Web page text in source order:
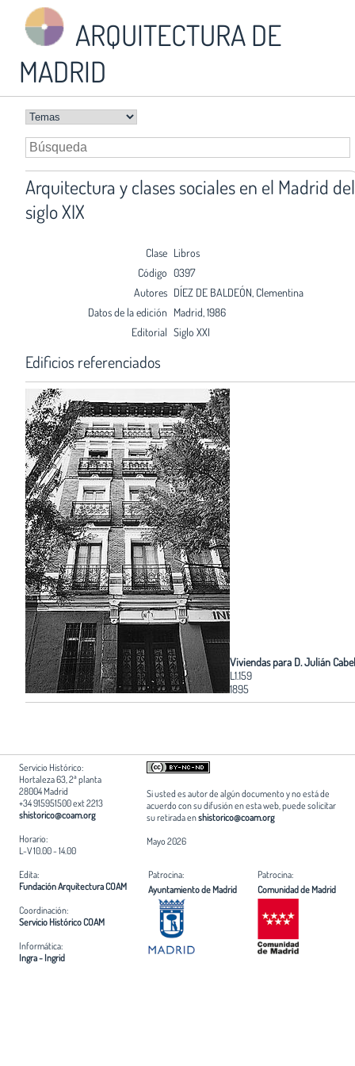
ARQUITECTURA DE
MADRID
Arquitectura y clases sociales en el Madrid del
siglo XIX
Clase Libros
Código 0397
Autores DÍEZ DE BALDEÓN, Clementina
Datos de la edición Madrid, 1986
Editorial Siglo XXI
Edificios referenciados
Viviendas para D. Julián
L1.159
1895
Servicio Histórico:
Hortaleza 63, 2ª planta
28004 Madrid
+34 915951500 ext 2213
shistorico@coam.org
Horario:
L-V 10.00 - 14.00
Si usted es autor de algún documento y no está de
acuerdo con su difusión en esta web, puede solicitar
su retirada enshistorico@coam.org
Mayo 2026
Edita:
Fundación Arquitectura COAM
Coordinación:
Servicio Histórico COAM
Informática:
Ingra - Ingrid
Patrocina:
Ayuntamiento de Madrid
Patrocina:
Comunidad de Madrid